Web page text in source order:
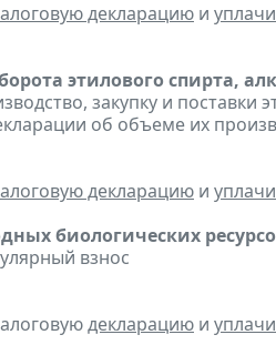
декларацию и
этилового спирта,
закупку и поставки
об объеме их
декларацию и
биологических
взнос
декларацию и